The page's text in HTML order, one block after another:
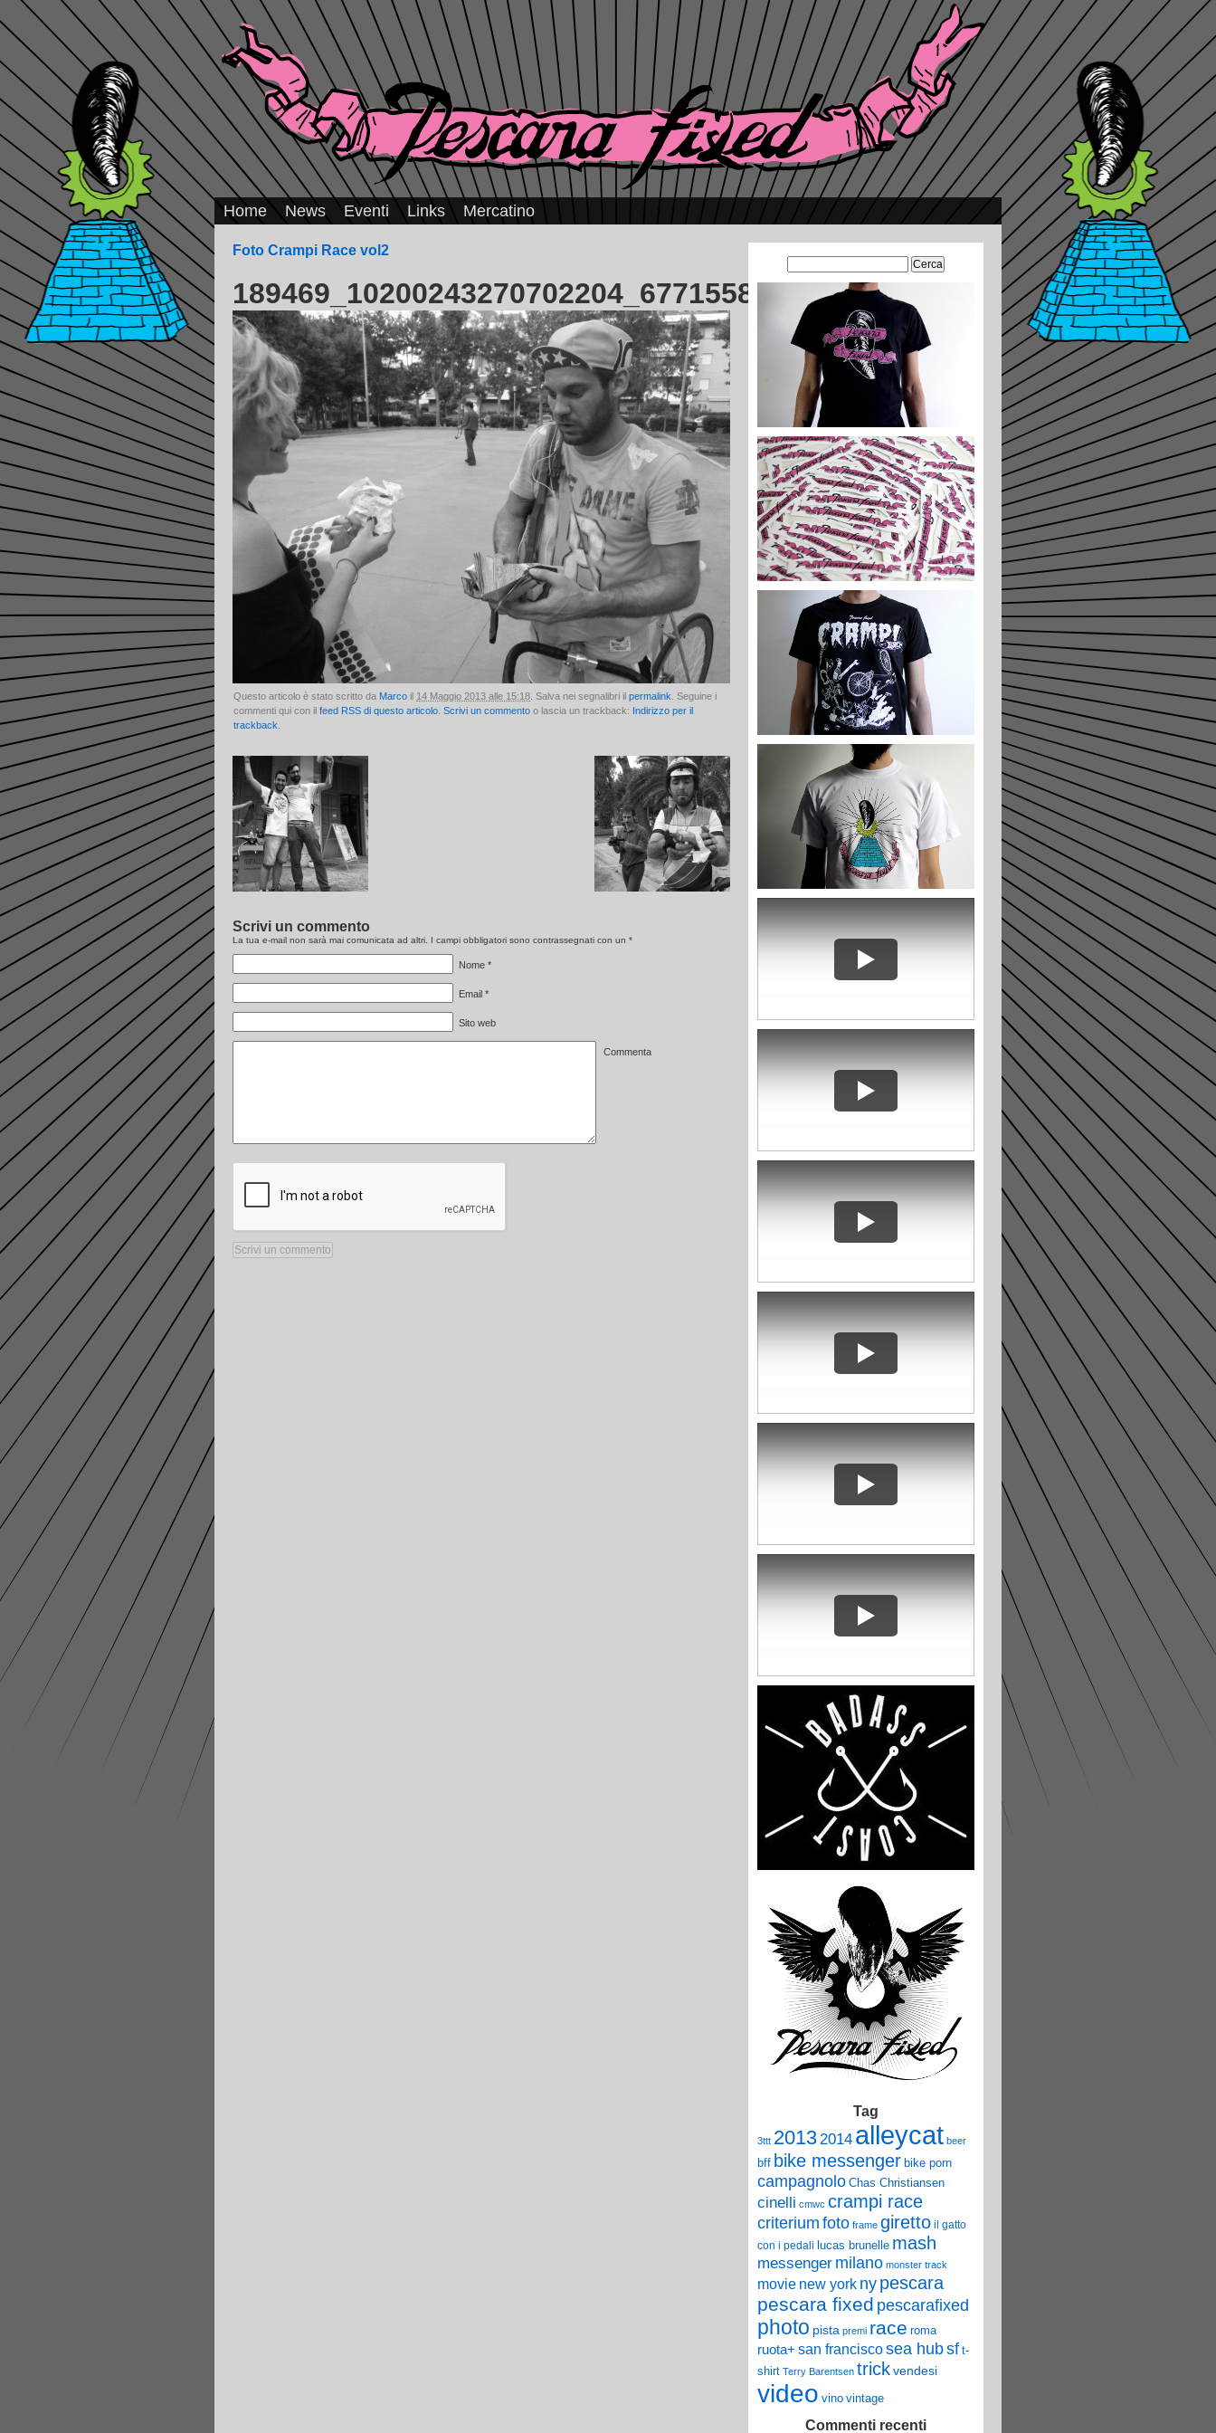
Home News Eventi Links Mercatino
Foto Crampi Race vol2
189469_10200243270702204_677155824_n
Questo articolo è stato scritto da Marco il 14 Maggio 2013 alle 15:18 . Salva nei segnalibri il permalink . Seguine i
commenti qui con il feed RSS di questo articolo Scrivi un commento o lascia un trackback: Indirizzo per il
trackback
Scrivi un commento
La tua e-mail non sarà mai comunicata ad altri. I campi obbligatori sono contrassegnati con un *
Nome *
Email *
Sito web
Commenta
Ricerca
per:
Tag
3ttt 20132014 alleycat beer
bff bike messenger bike porn
campagnolo Chas Christiansen
cinelli cmwc crampi race
criterium foto frame giretto il gatto
con i pedali lucas brunelle mash
messenger milano monster track
movie new york nypescara
pescara fixed pescarafixed
photo pista premi race roma
ruota+ san franciscosea hubsf t-
shirt Terry Barentsen trickvendesi
video vino vintage
Commenti recenti